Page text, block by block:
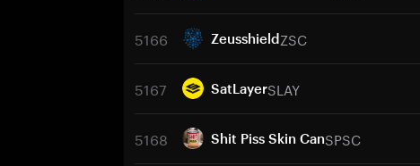
5166 ZeusshieldZSC
5167 SatLayerSLAY
5168 Shit Piss Skin CanSPSC